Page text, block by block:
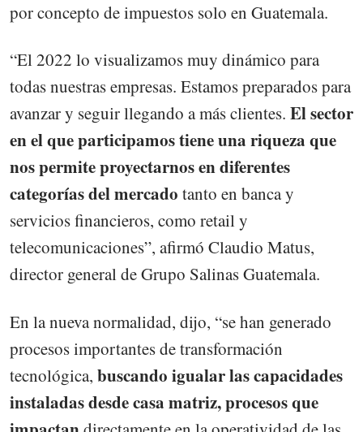
por concepto de impuestos solo en Guatemala.
“El 2022 lo visualizamos muy dinámico para
todas nuestras empresas. Estamos preparados para
avanzar y seguir llegando a más clientes. El sector
en el que participamos tiene una riqueza que
nos permite proyectarnos en diferentes
categorías del mercado tanto en banca y
servicios financieros, como retail y
telecomunicaciones”, afirmó Claudio Matus,
director general de Grupo Salinas Guatemala.
En la nueva normalidad, dijo, “se han generado
procesos importantes de transformación
tecnológica, buscando igualar las capacidades
instaladas desde casa matriz, procesos que